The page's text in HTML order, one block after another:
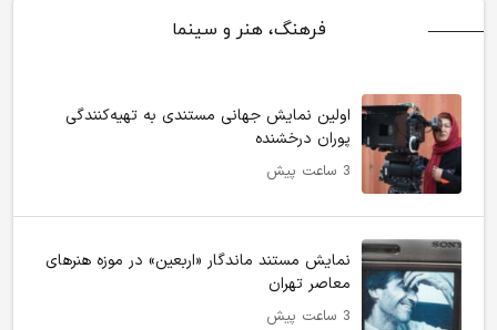
فرهنگ، هنر و سینما
اولین نمایش جهانی مستندی به تهیه‌کنندگی
پوران درخشنده
3 ساعت پیش
نمایش مستند ماندگار «اربعین» در موزه هنرهای
معاصر تهران
3 ساعت پیش